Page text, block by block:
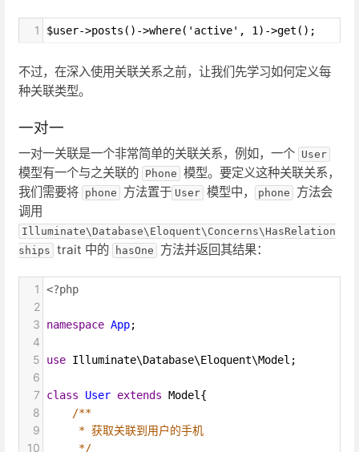
1 $user->posts()->where('active', 1)->get();
不过，在深入使用关联关系之前，让我们先学习如何定义每
种关联类型。
一对一
一对一关联是一个非常简单的关联关系，例如，一个 User
模型有一个与之关联的 Phone 模型。要定义这种关联关系，
我们需要将 phone 方法置于 User 模型中， phone
方法会
调用
Illuminate\Database\Eloquent\Concerns\HasRelation
ships trait 中的 hasOne 方法并返回其结果：
1 <?php
2
3
namespace App;
4
5
use Illuminate\Database\Eloquent\Model ;
6
7
class User extends Model {
8 /**
9 * 获取关联到用户的手机
10 */